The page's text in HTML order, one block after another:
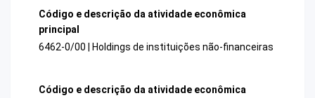
Código e descrição da atividade econômica
principal
6462-0/00 | Holdings de instituições não-financeiras
Código e descrição da atividade econômica